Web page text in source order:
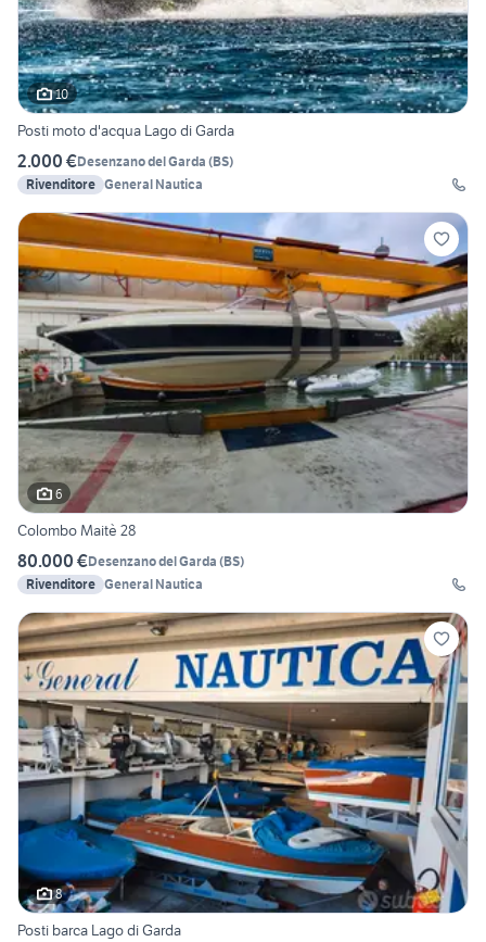
10
Posti moto d'acqua Lago di Garda
2.000 €Desenzano del Garda (BS)
Rivenditore General Nautica
6
Colombo Maitè 28
80.000 €Desenzano del Garda (BS)
Rivenditore General Nautica
8
Posti barca Lago di Garda